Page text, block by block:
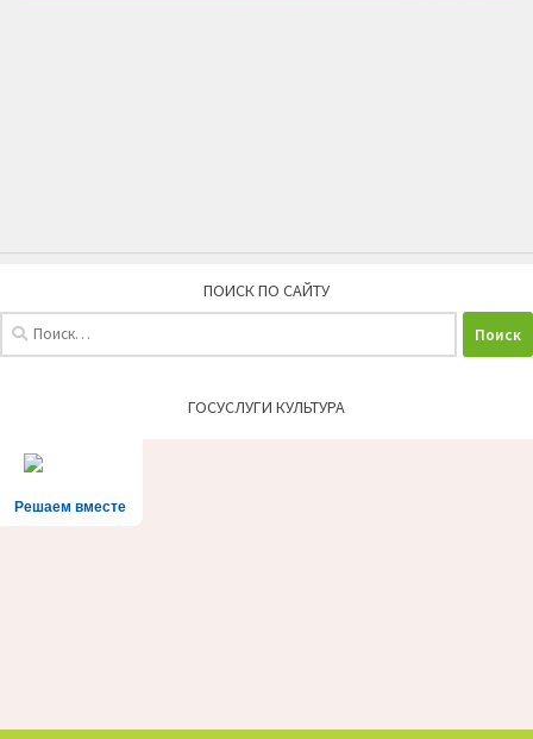
ПОИСК ПО САЙТУ
ГОСУСЛУГИ КУЛЬТУРА
Решаем вместе